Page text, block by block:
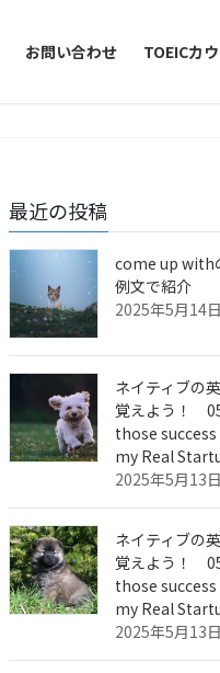
お問い合わせ TOEICカ
最近の投稿
come up with
例文で紹介
2025年5月14日
ネイティブの
覚えよう！
those
my Real
2025年5月13日
ネイティブの
覚えよう！
those
my Real
2025年5月13日